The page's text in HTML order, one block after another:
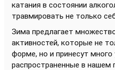
катания в состоянии
травмировать не только
Зима предлагает
активностей, которые не
форме, но и принесут
распространенные в нашем